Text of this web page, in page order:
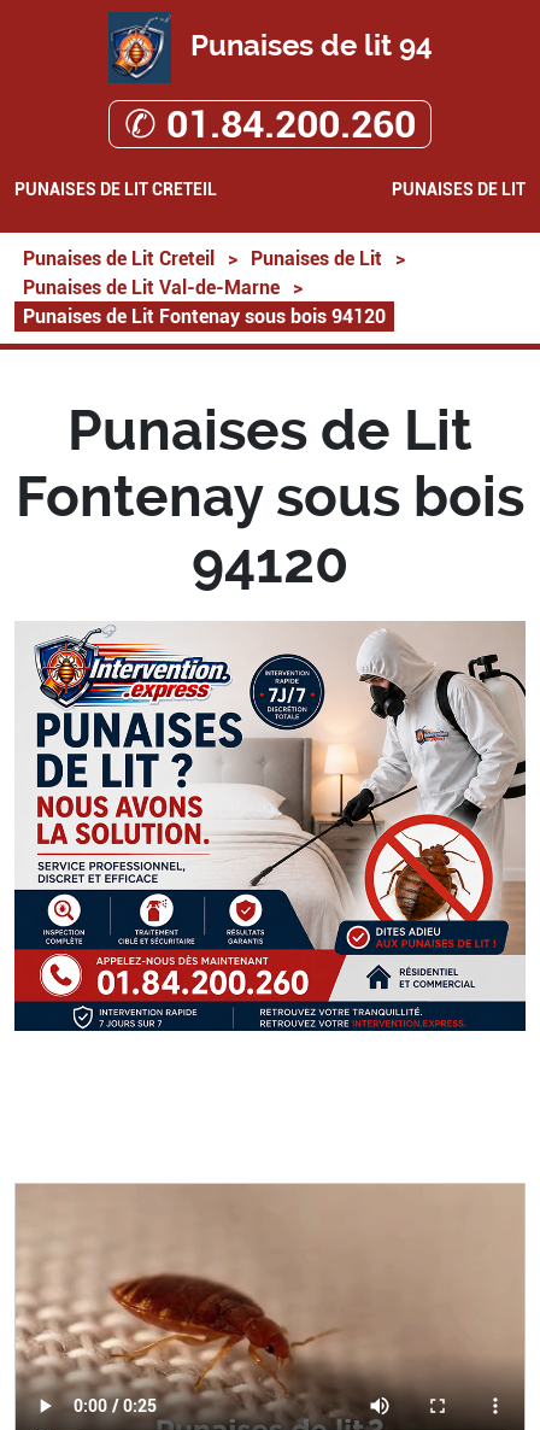
Punaises de lit 94
✆ 01.84.200.260
PUNAISES DE LIT CRETEIL PUNAISES DE LIT
Punaises de Lit Creteil > Punaises de Lit
>
Punaises de Lit Val-de-Marne
>
Punaises de Lit Fontenay sous bois 94120
Punaises de Lit
Fontenay sous bois
94120